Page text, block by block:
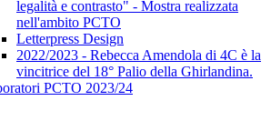
legalità e contrasto" - Mostra realizzata
nell'ambito PCTO
Letterpress Design
2022/2023 - Rebecca Amendola di 4C è la
vincitrice del 18° Palio della Ghirlandina.
PCTO 2023/24